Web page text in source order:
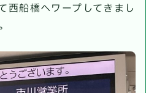
西船橋へワープしてきまし